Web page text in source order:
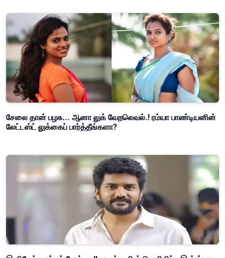
சேலை தான் பழசு... ஆனா லுக் வேறலெவல்.! ரம்யா பாண்டியனின்
லேட்டஸ்ட் லுக்கைப் பார்த்தீங்களா?